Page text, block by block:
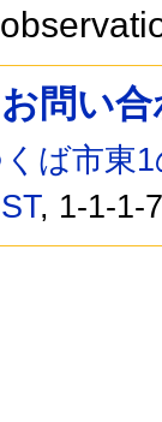
問い
ば市東
, 1-1-1-